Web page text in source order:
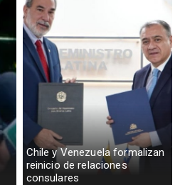
Chile y Venezuela formalizan
reinicio de relaciones
consulares